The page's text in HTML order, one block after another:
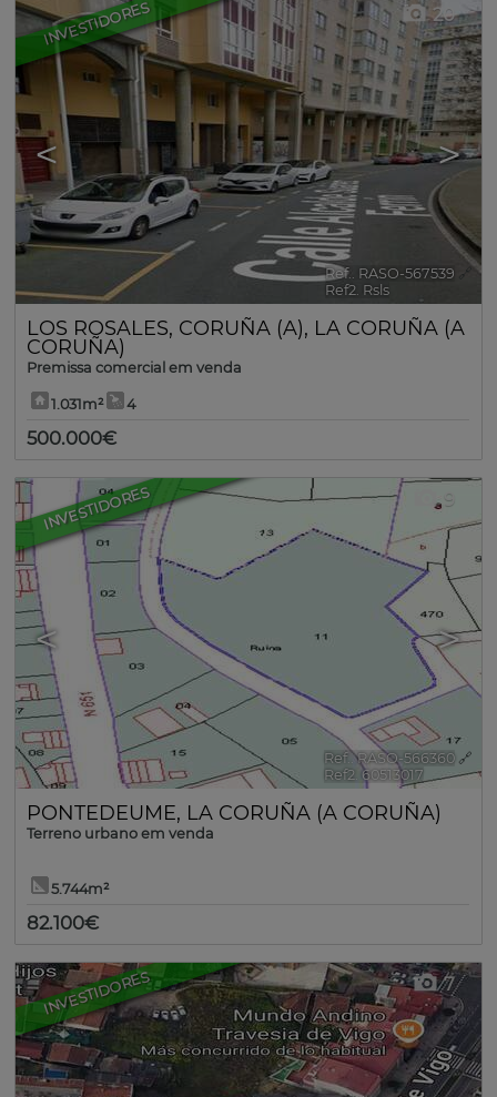
INVESTIDORES
< >
20
Ref.. RASO-567539 🔗
Ref2. Rsls
LOS ROSALES, CORUÑA (A), LA CORUÑA (A
CORUÑA)
Premissa comercial em venda
1.031m² 4
500.000€
INVESTIDORES
< >
9
Ref.. RASO-566360 🔗
Ref2. 60513017
PONTEDEUME, LA CORUÑA (A CORUÑA)
Terreno urbano em venda
5.744m²
82.100€
INVESTIDORES 7